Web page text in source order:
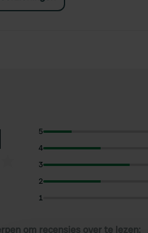
5
4
3
2
1
om recensies over te lezen: